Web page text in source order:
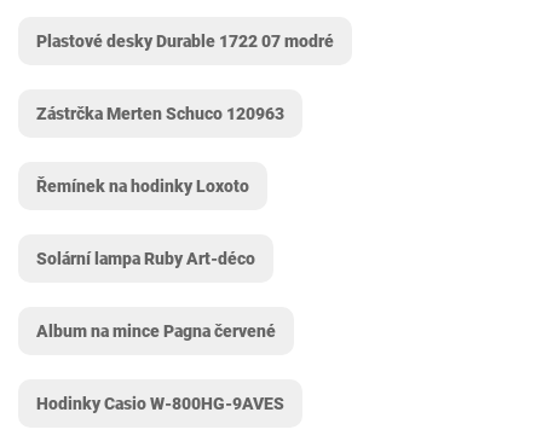
Plastové desky Durable 1722 07 modré
Zástrčka Merten Schuco 120963
Řemínek na hodinky Loxoto
Solární lampa Ruby ‎Art-déco
Album na mince Pagna červené
Hodinky Casio W-800HG-9AVES